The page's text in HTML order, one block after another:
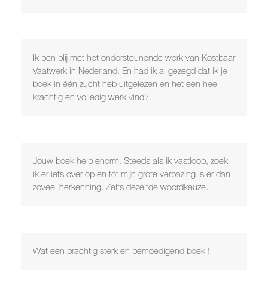
Ik ben blij met het ondersteunende werk van Kostbaar
Vaatwerk in Nederland. En had ik al gezegd dat ik je
boek in één zucht heb uitgelezen en het een heel
krachtig en volledig werk vind?
Jouw boek help enorm. Steeds als ik vastloop, zoek
ik er iets over op en tot mijn grote verbazing is er dan
zoveel herkenning. Zelfs dezelfde woordkeuze.
Wat een prachtig sterk en bemoedigend boek !